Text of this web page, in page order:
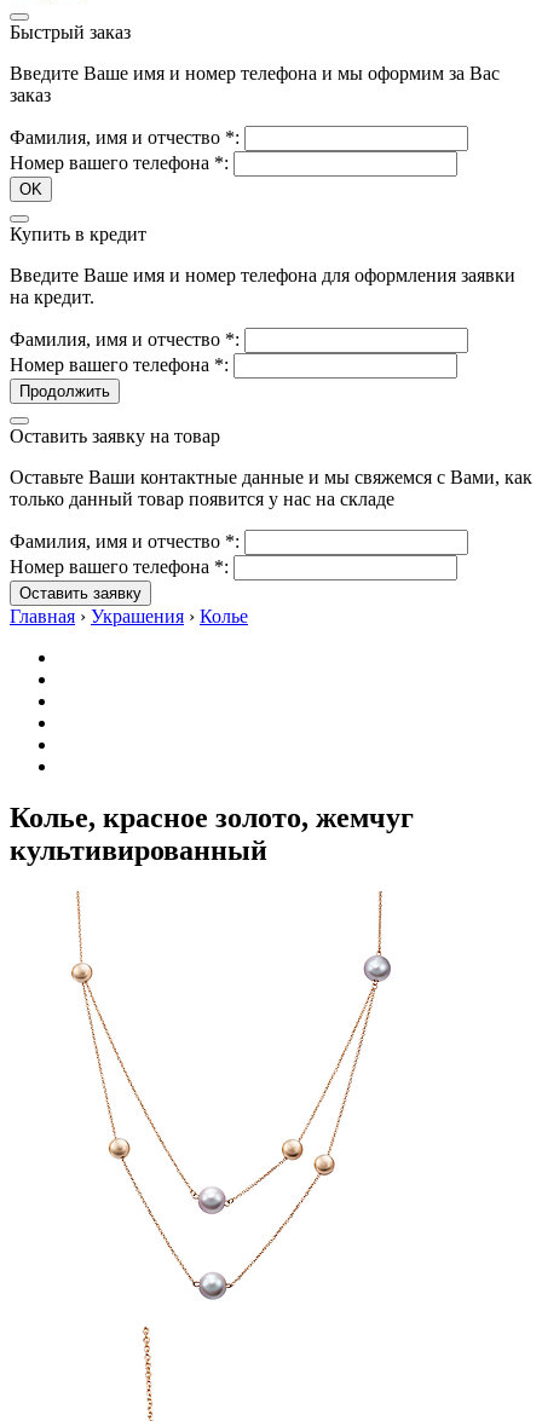
Быстрый заказ
Введите Ваше имя и номер телефона и мы оформим за Вас
заказ
Фамилия, имя и отчество *:
Номер вашего телефона *:
OK
Купить в кредит
Введите Ваше имя и номер телефона для оформления заявки
на кредит.
Фамилия, имя и отчество *:
Номер вашего телефона *:
Продолжить
Оставить заявку на товар
Оставьте Ваши контактные данные и мы свяжемся с Вами, как
только данный товар появится у нас на складе
Фамилия, имя и отчество *:
Номер вашего телефона *:
Оставить заявку
Главная › Украшения › Колье
Колье, красное золото, жемчуг
культивированный